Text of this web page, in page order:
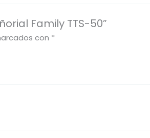
Family TTS-50”
con *